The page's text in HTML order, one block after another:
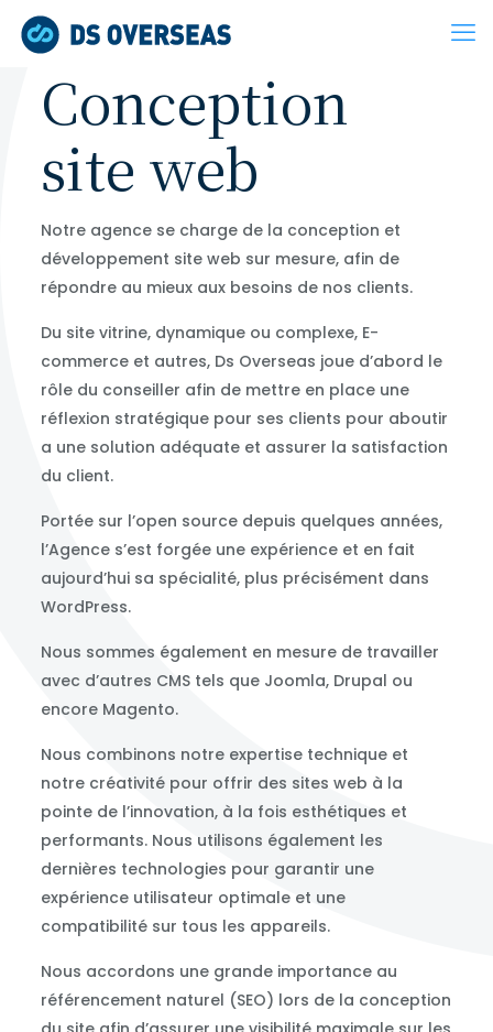
Conception
site web
Notre agence se charge de la conception et
développement site web sur mesure, afin de
répondre au mieux aux besoins de nos clients.
Du site vitrine, dynamique ou complexe, E-
commerce et autres, Ds Overseas joue d’abord le
rôle du conseiller afin de mettre en place une
réflexion stratégique pour ses clients pour aboutir
a une solution adéquate et assurer la satisfaction
du client.
Portée sur l’open source depuis quelques années,
l’Agence s’est forgée une expérience et en fait
aujourd’hui sa spécialité, plus précisément dans
WordPress.
Nous sommes également en mesure de travailler
avec d’autres CMS tels que Joomla, Drupal ou
encore Magento.
Nous combinons notre expertise technique et
notre créativité pour offrir des sites web à la
pointe de l’innovation, à la fois esthétiques et
performants. Nous utilisons également les
dernières technologies pour garantir une
expérience utilisateur optimale et une
compatibilité sur tous les appareils.
Nous accordons une grande importance au
référencement naturel (SEO) lors de la conception